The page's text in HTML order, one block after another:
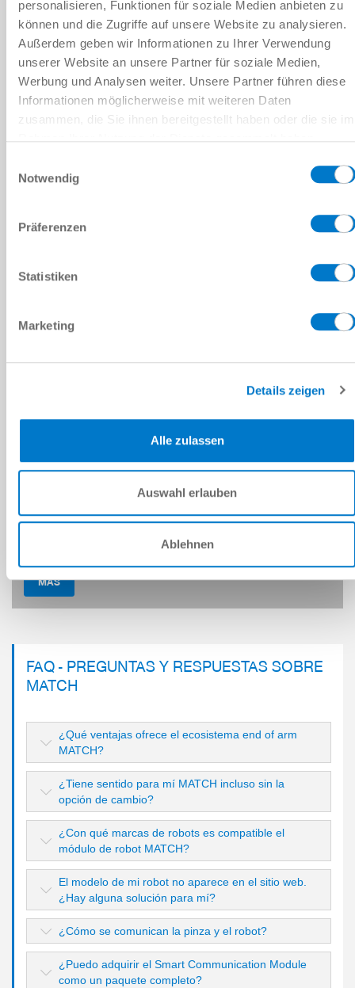
personalisieren, Funktionen für soziale Medien anbieten zu
können und die Zugriffe auf unsere Website zu analysieren.
Außerdem geben wir Informationen zu Ihrer Verwendung
unserer Website an unsere Partner für soziale Medien,
Werbung und Analysen weiter. Unsere Partner führen diese
Informationen möglicherweise mit weiteren Daten
zusammen, die Sie ihnen bereitgestellt haben oder die sie im
Notwendig
Präferenzen
Statistiken
Marketing
Details zeigen
Alle zulassen
Auswahl erlauben
Ablehnen
MATCH - Brida angular
más información
LO MÁS DESTACADO DE LA TECNOLOGÍA
REFERENCIAS DE CLIENTES
REFERENCIA DEL COMPONENTE
MÁS
FAQ - PREGUNTAS Y RESPUESTAS SOBRE
MATCH
¿Qué ventajas ofrece el ecosistema end of arm
MATCH?
¿Tiene sentido para mí MATCH incluso sin la
opción de cambio?
¿Con qué marcas de robots es compatible el
módulo de robot MATCH?
El modelo de mi robot no aparece en el sitio web.
¿Hay alguna solución para mí?
¿Cómo se comunican la pinza y el robot?
¿Puedo adquirir el Smart Communication Module
como un paquete completo?